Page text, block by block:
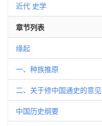
近代 史学
章节列表
缘起
一、种族推原
二、关于修中国通史的意见
中国历史纲要